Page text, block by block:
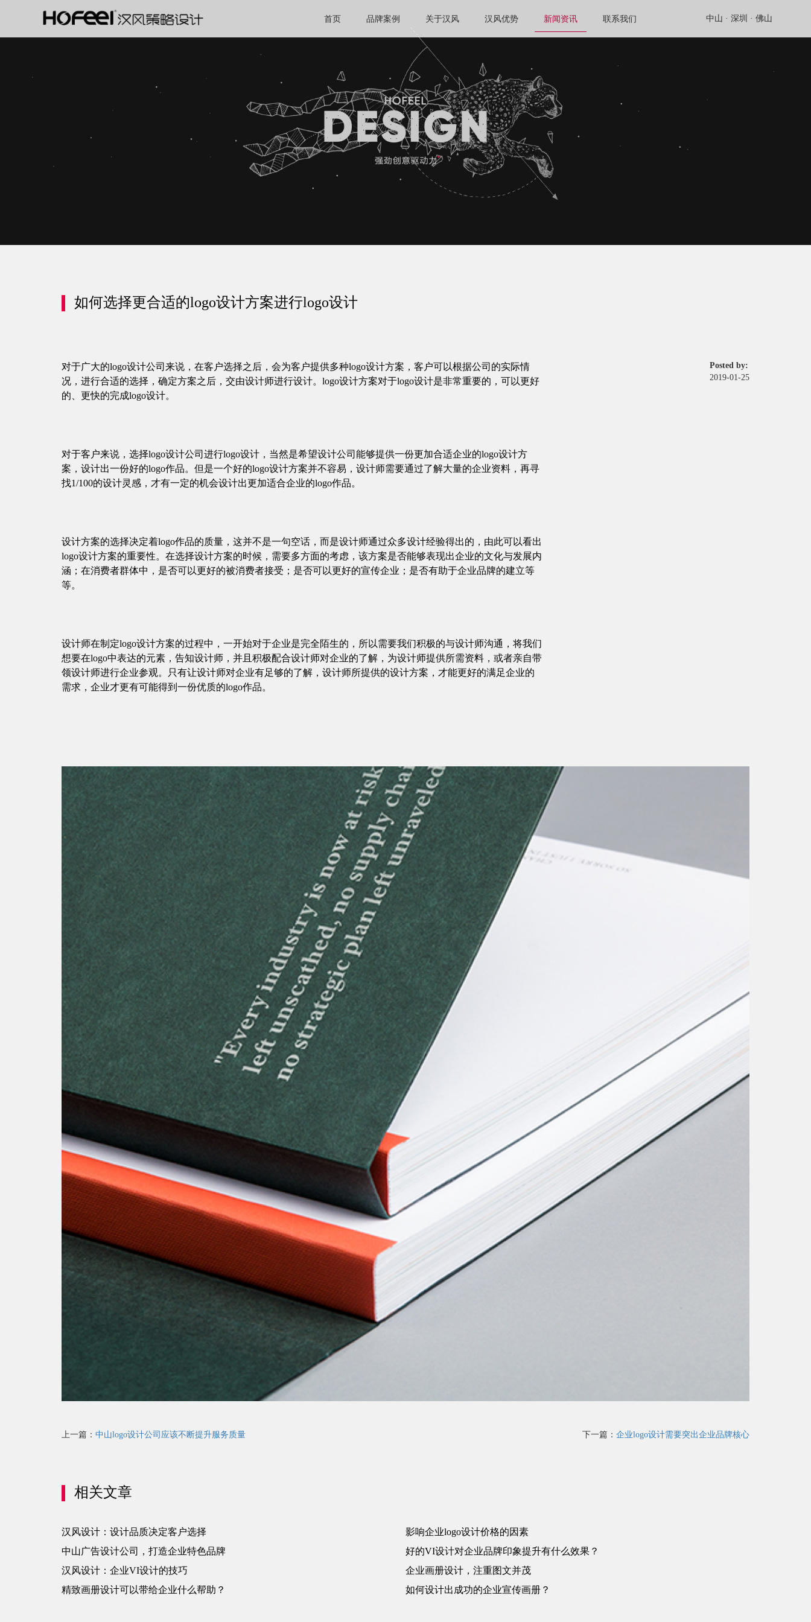
中山 · 深圳 · 佛山
首页 品牌案例 关于汉风 汉风优势 新闻资讯 联系我们
如何选择更合适的logo设计方案进行logo设计
Posted by:
2019-01-25
对于广大的logo设计公司来说，在客户选择之后，会为客户提供多种logo设计方案，客户可以根据公司的实际情
况，进行合适的选择，确定方案之后，交由设计师进行设计。logo设计方案对于logo设计是非常重要的，可以更好
的、更快的完成logo设计。
对于客户来说，选择logo设计公司进行logo设计，当然是希望设计公司能够提供一份更加合适企业的logo设计方
案，设计出一份好的logo作品。但是一个好的logo设计方案并不容易，设计师需要通过了解大量的企业资料，再寻
找1/100的设计灵感，才有一定的机会设计出更加适合企业的logo作品。
设计方案的选择决定着logo作品的质量，这并不是一句空话，而是设计师通过众多设计经验得出的，由此可以看出
logo设计方案的重要性。在选择设计方案的时候，需要多方面的考虑，该方案是否能够表现出企业的文化与发展内
涵；在消费者群体中，是否可以更好的被消费者接受；是否可以更好的宣传企业；是否有助于企业品牌的建立等
等。
设计师在制定logo设计方案的过程中，一开始对于企业是完全陌生的，所以需要我们积极的与设计师沟通，将我们
想要在logo中表达的元素，告知设计师，并且积极配合设计师对企业的了解，为设计师提供所需资料，或者亲自带
领设计师进行企业参观。只有让设计师对企业有足够的了解，设计师所提供的设计方案，才能更好的满足企业的
需求，企业才更有可能得到一份优质的logo作品。
上一篇： 中山logo设计公司应该不断提升服务质量 下一篇： 企业logo设计需要突出企业品牌核心
相关文章
汉风设计：设计品质决定客户选择
影响企业logo设计价格的因素
中山广告设计公司，打造企业特色品牌
好的VI设计对企业品牌印象提升有什么效果？
汉风设计：企业VI设计的技巧
企业画册设计，注重图文并茂
精致画册设计可以带给企业什么帮助？
如何设计出成功的企业宣传画册？